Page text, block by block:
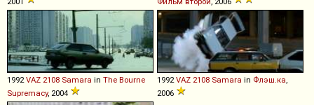
1992VAZ 2108 Samara in The Bourne
Supremacy, 2004
1992VAZ 2108 Samara in Флэш.ка,
2006